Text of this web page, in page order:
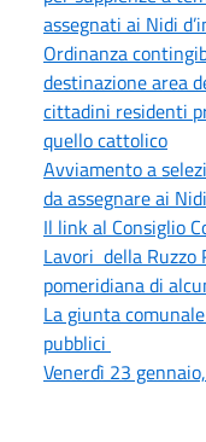
assegnati ai Nidi
Ordinanza
destinazione area
cittadini residenti
quello cattolico
Avviamento a
da assegnare ai
Il link al Consiglio
Lavori della
pomeridiana di
La giunta
pubblici
Venerdì 23